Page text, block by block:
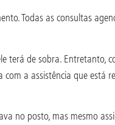
Todas as consultas
de sobra. Entretanto,
a assistência que está
no posto, mas mesmo